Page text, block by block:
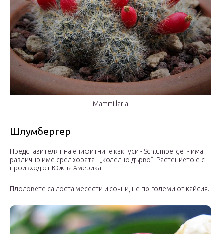
Mammillaria
Шлумбергер
Представителят на епифитните кактуси - Schlumberger - има
различно име сред хората - „коледно дърво“. Растението е с
произход от Южна Америка.
Плодовете са доста месести и сочни, не по-големи от кайсия.